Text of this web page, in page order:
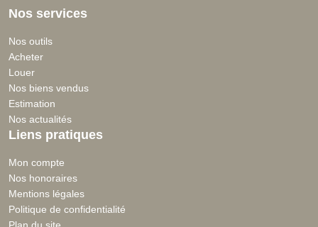
Nos services
Nos outils
Acheter
Louer
Nos biens vendus
Estimation
Nos actualités
Liens pratiques
Mon compte
Nos honoraires
Mentions légales
Politique de confidentialité